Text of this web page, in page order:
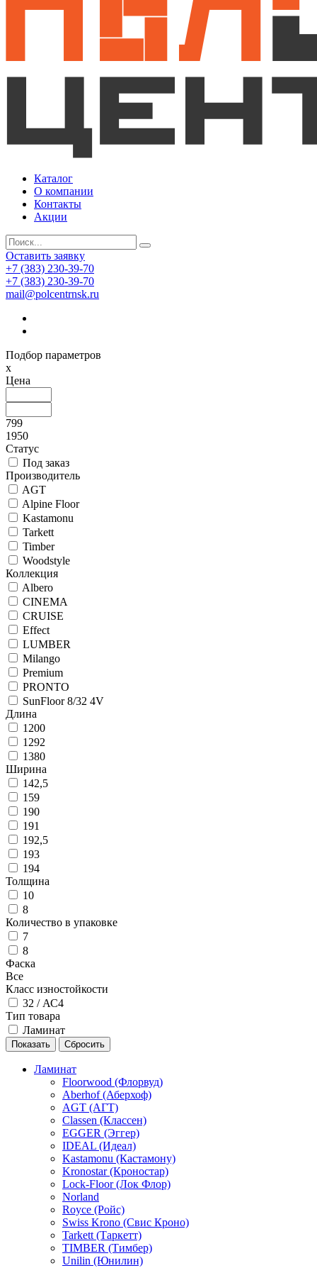
Каталог
О компании
Контакты
Акции
Оставить заявку
+7 (383) 230-39-70
+7 (383) 230-39-70
mail@polcentrnsk.ru
Подбор параметров
x
Цена
799
1950
Статус
Под заказ
Производитель
AGT
Alpine Floor
Kastamonu
Tarkett
Timber
Woodstyle
Коллекция
Albero
CINEMA
CRUISE
Effect
LUMBER
Milango
Premium
PRONTO
SunFloor 8/32 4V
Длина
1200
1292
1380
Ширина
142,5
159
190
191
192,5
193
194
Толщина
10
8
Количество в упаковке
7
8
Фаска
Все
Класс изностойкости
32 / АС4
Тип товара
Ламинат
Ламинат
Floorwood (Флорвуд)
Aberhof (Аберхоф)
AGT (АГТ)
Classen (Классен)
EGGER (Эггер)
IDEAL (Идеал)
Kastamonu (Кастамону)
Kronostar (Кроностар)
Lock-Floor (Лок Флор)
Norland
Royce (Ройс)
Swiss Krono (Свис Кроно)
Tarkett (Таркетт)
TIMBER (Тимбер)
Unilin (Юнилин)